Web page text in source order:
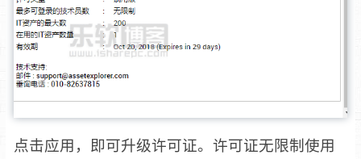
点击应用，即可升级许可证。许可证无限制使用